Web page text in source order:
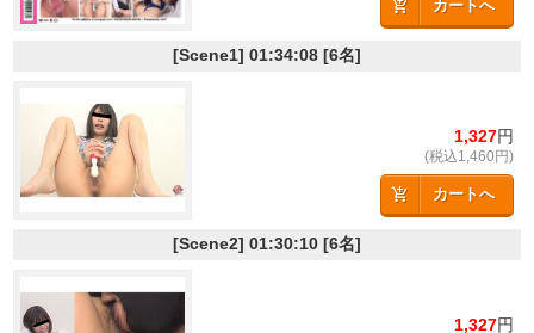
カートへ
[Scene1] 01:34:08 [6名]
1,327円
(税込1,460円)
カートへ
[Scene2] 01:30:10 [6名]
1,327円